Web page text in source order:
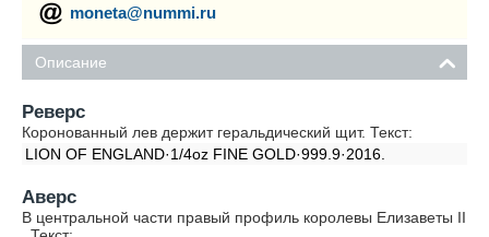
moneta@nummi.ru
Описание
Реверс
Коронованный лев держит геральдический щит. Текст:
LION OF ENGLAND·1/4oz FINE GOLD·999.9·2016.
Аверс
В центральной части правый профиль королевы Елизаветы II